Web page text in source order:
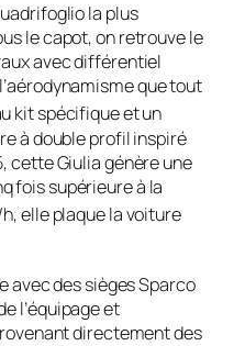
la plus
le capot, on retrouve le
avec différentiel
que tout
kit spécifique et un
à double profil inspiré
cette Giulia génère une
fois supérieure à la
elle plaque la voiture
avec des sièges Sparco
l’équipage et
directement des